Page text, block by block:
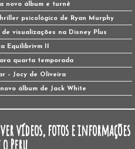
novo álbum e turnê
psicológico de Ryan Murphy
visualizações na Disney Plus
Equilibrivm II
quarta temporada
– Jocy de Oliveira
álbum de Jack White
vídeos, fotos e informações
Peru